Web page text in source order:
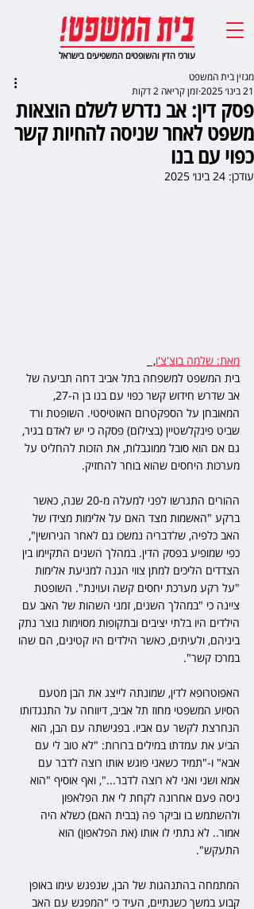
עורכי הדין והשופטים המשפיעים בישראל
פסק דין: אב נדרש לשלם הוצאות
משפט לאחר שניסה להחיות קשר
כפוי עם בנו
מגזין בית המשפט
21 בינו׳ 2025
זמן קריאה 2 דקות
עודכן: 24 בינו׳ 2025
מאת: שלמה בוצ'צ'ו,
בית המשפט למשפחה בתל אביב דחה תביעה של
אב שדרש חידוש קשר כפוי עם בנו בן ה-27,
המאובחן על הספקטרום האוטיסטי. השופטת ורד
שביט פינקלשטיין (בצילום) פסקה כי יש לאדם בגיר,
גם אם הוא סובל ממוגבלות, את הזכות להחליט על
מערכות היחסים שהוא בוחר להחזיק.
ההורים התגרשו לפני למעלה מ-20 שנה, כאשר
ברקע "האשמות מצד האם על אלימות מצידו של
האב כלפיה, שלדבריה נמשכו גם לאחר הגירושין",
כפי שמופיע בפסק הדין. במהלך השנים התקיימו בין
הצדדים הליכים למתן צווי הגנה למניעת אלימות
"על רקע מערכת יחסים קשה ועוינת". השופטת
ציינה כי "במהלך השנים, זמני השהות של האב עם
הילדים היו בלתי יציבים ובתקופות מסוימות נוצר נתק
ביניהם, ולעיתים, כאשר הילדים היו קטינים, הם שהו
במרכז קשר".
האפוטרופא לדין, שמונתה לייצג את הבן מטעם
הסיוע המשפטי מחוז תל אביב, דיווחה על התנגדותו
הנחרצת לקשר עם אביו. בפגישתה עם הבן, הוא
הביע את עמדתו במילים ברורות: "לא טוב לי עם
אבא" ו-"תמיד כשאני פוגש אותו רוצה לדבר עם
אמא ושני ואני לא רוצה לדבר...", ואף אוסיף "הוא
ניסה פעם אחרונה לקחת לי את הפלאפון
ולהשתמש בו וביקר פה (בבית האם) כשלא היה
אמור.. לא נתתי לו אותו (את הפלאפון) הוא
התעקש".
המתמחה בהתנהגות של הבן, שנפגש עימו באופן
קבוע במשך כשנתיים, העיד כי "המפגש עם האב